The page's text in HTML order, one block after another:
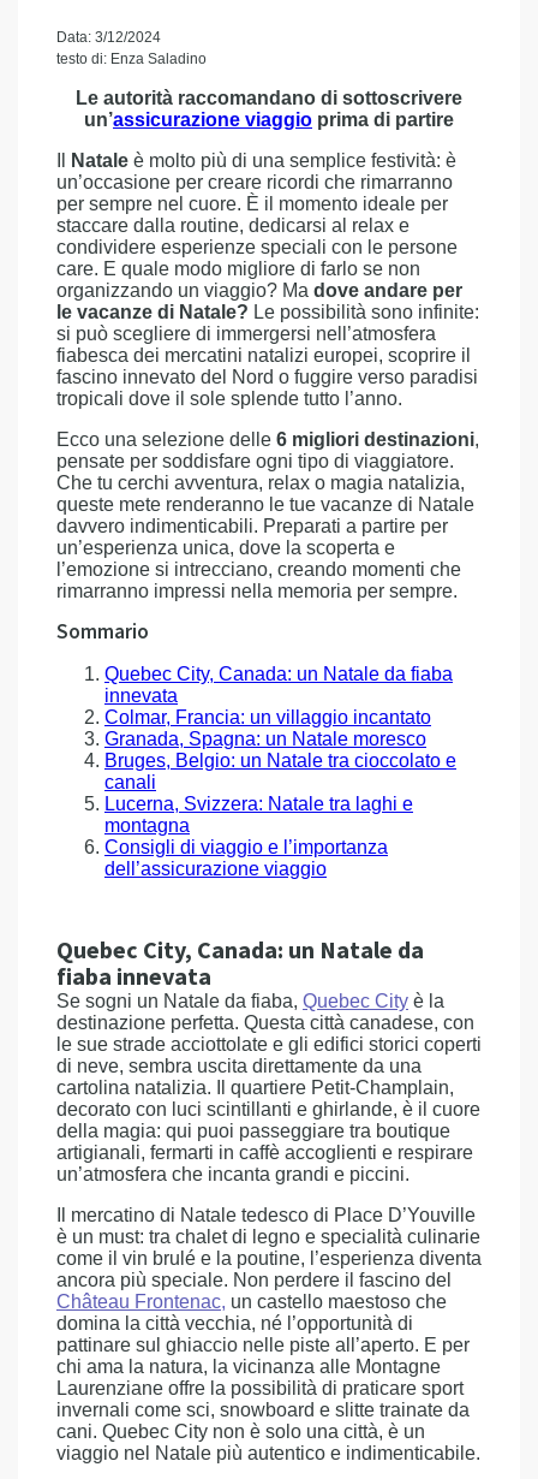
Data: 3/12/2024
testo di: Enza Saladino
Le autorità raccomandano di sottoscrivere
un’assicurazione viaggio prima di partire
Natale è molto più di una semplice festività: è
un’occasione per creare ricordi che rimarranno
per sempre nel cuore. È il momento ideale per
staccare dalla routine, dedicarsi al relax e
condividere esperienze speciali con le persone
care. E quale modo migliore di farlo se non
organizzando un viaggio? Ma dove andare per
le vacanze di Natale? Le possibilità sono infinite:
si può scegliere di immergersi nell’atmosfera
fiabesca dei mercatini natalizi europei, scoprire il
fascino innevato del Nord o fuggire verso paradisi
tropicali dove il sole splende tutto l’anno.
Ecco una selezione delle 6 migliori destinazioni,
pensate per soddisfare ogni tipo di viaggiatore.
Che tu cerchi avventura, relax o magia natalizia,
queste mete renderanno le tue vacanze di Natale
davvero indimenticabili. Preparati a partire per
un’esperienza unica, dove la scoperta e
l’emozione si intrecciano, creando momenti che
rimarranno impressi nella memoria per sempre.
Sommario
Quebec City, Canada: un Natale da fiaba
innevata
Colmar, Francia: un villaggio incantato
Granada, Spagna: un Natale moresco
Bruges, Belgio: un Natale tra cioccolato e
canali
Lucerna, Svizzera: Natale tra laghi e
montagna
Consigli di viaggio e l’importanza
dell’assicurazione viaggio
Quebec City, Canada: un Natale da
fiaba innevata
Se sogni un Natale da fiaba, Quebec City è la
destinazione perfetta. Questa città canadese, con
le sue strade acciottolate e gli edifici storici coperti
di neve, sembra uscita direttamente da una
cartolina natalizia. Il quartiere Petit-Champlain,
decorato con luci scintillanti e ghirlande, è il cuore
della magia: qui puoi passeggiare tra boutique
artigianali, fermarti in caffè accoglienti e respirare
un’atmosfera che incanta grandi e piccini.
Il mercatino di Natale tedesco di Place D’Youville
è un must: tra chalet di legno e specialità culinarie
come il vin brulé e la poutine, l’esperienza diventa
ancora più speciale. Non perdere il fascino del
Château Frontenac, un castello maestoso che
domina la città vecchia, né l’opportunità di
pattinare sul ghiaccio nelle piste all’aperto. E per
chi ama la natura, la vicinanza alle Montagne
Laurenziane offre la possibilità di praticare sport
invernali come sci, snowboard e slitte trainate da
cani. Quebec City non è solo una città, è un
viaggio nel Natale più autentico e indimenticabile.